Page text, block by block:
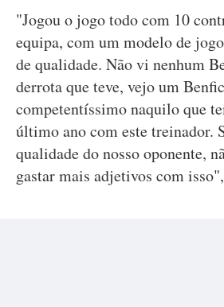
"Jogou o jogo todo com 10
equipa, com um modelo de
de qualidade. Não vi nenhum
derrota que teve, vejo um
competentíssimo naquilo que
último ano com este treinador.
qualidade do nosso oponente,
gastar mais adjetivos com